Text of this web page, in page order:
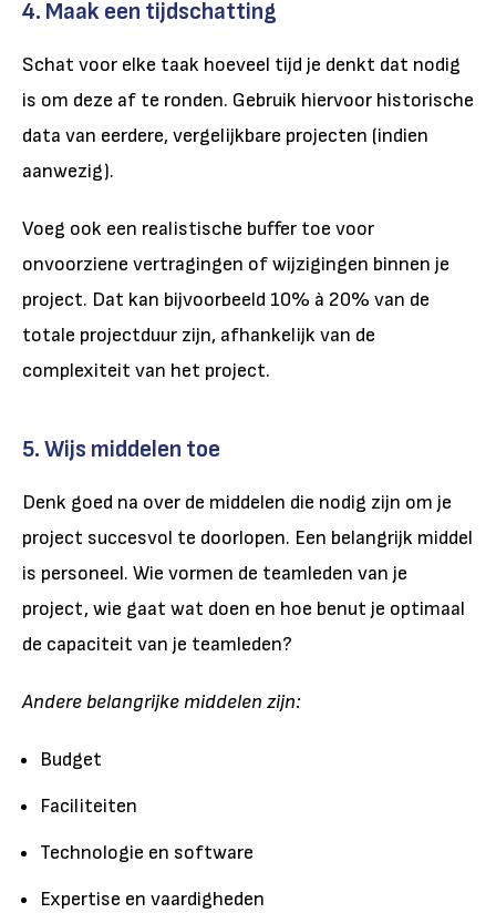
4. Maak een tijdschatting
Schat voor elke taak hoeveel tijd je denkt dat nodig
is om deze af te ronden. Gebruik hiervoor historische
data van eerdere, vergelijkbare projecten (indien
aanwezig).
Voeg ook een realistische buffer toe voor
onvoorziene vertragingen of wijzigingen binnen je
project. Dat kan bijvoorbeeld 10% à 20% van de
totale projectduur zijn, afhankelijk van de
complexiteit van het project.
5. Wijs middelen toe
Denk goed na over de middelen die nodig zijn om je
project succesvol te doorlopen. Een belangrijk middel
is personeel. Wie vormen de teamleden van je
project, wie gaat wat doen en hoe benut je optimaal
de capaciteit van je teamleden?
Andere belangrijke middelen zijn:
Budget
Faciliteiten
Technologie en software
Expertise en vaardigheden